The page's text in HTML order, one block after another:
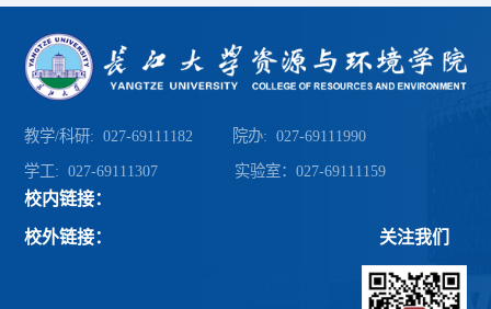
教学/科研: 027-69111182 院办: 027-69111990
学工: 027-69111307 实验室：027-69111159
校内链接：
校外链接： 关注我们